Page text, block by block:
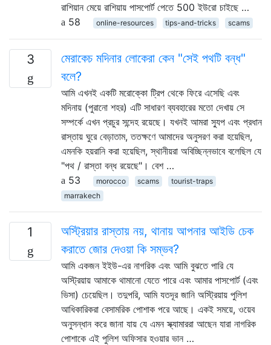
রাশিয়ান মেয়ে রাশিয়ায় পাসপোর্ট পেতে 500 ইউরো চাইছে …
58
online-resources tips-and-tricks scams
3
মেরাকেচ মদিনার লোকেরা কেন "সেই পথটি বন্ধ"
বলে?
আমি এখনই একটি মরোক্কো ট্রিপ থেকে ফিরে এসেছি এবং
মদিনায় (পুরানো শহর) এটি সাধারণ ব্যবহারের মতো দেখায় সে
সম্পর্কে এখন প্রচুর সন্দেহ রয়েছে। যখনই আমরা স্যুপ এবং প্রধান
রাস্তায় ঘুরে বেড়াতাম, ততক্ষণে আমাদের অনুসরণ করা হয়েছিল,
এমনকি হয়রানি করা হয়েছিল, স্থানীয়রা অবিচ্ছিন্নভাবে বলেছিল যে
"পথ / রাস্তা বন্ধ রয়েছে"। বেশ …
53
morocco scams
tourist-traps
marrakech
1
অস্ট্রিয়ার রাস্তায় নয়, থানায় আপনার আইডি চেক
করাতে জোর দেওয়া কি সম্ভব?
আমি একজন ইইউ-এর নাগরিক এবং আমি বুঝতে পারি যে
অস্ট্রিয়ায় আমাকে থামানো যেতে পারে এবং আমার পাসপোর্ট (এবং
ভিসা) চেয়েছিল। তদুপরি, আমি যতদূর জানি অস্ট্রিয়ায় পুলিশ
আধিকারিকরা বেসামরিক পোশাক পরে আছে। একই সময়ে, ওয়েব
অনুসন্ধান করে জানা যায় যে এমন স্ক্যামাররা আছেন যারা নাগরিক
পোশাকে এই পুলিশ অফিসার হওয়ার ভান …